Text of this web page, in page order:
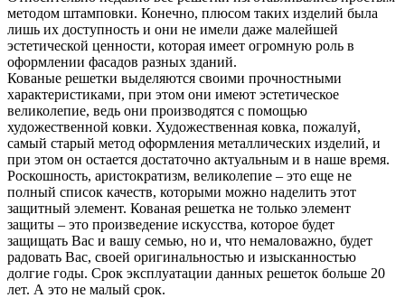
методом штамповки. Конечно, плюсом таких изделий была
лишь их доступность и они не имели даже малейшей
эстетической ценности, которая имеет огромную роль в
оформлении фасадов разных зданий.
Кованые решетки выделяются своими прочностными
характеристиками, при этом они имеют эстетическое
великолепие, ведь они производятся с помощью
художественной ковки. Художественная ковка, пожалуй,
самый старый метод оформления металлических изделий, и
при этом он остается достаточно актуальным и в наше время.
Роскошность, аристократизм, великолепие – это еще не
полный список качеств, которыми можно наделить этот
защитный элемент. Кованая решетка не только элемент
защиты – это произведение искусства, которое будет
защищать Вас и вашу семью, но и, что немаловажно, будет
радовать Вас, своей оригинальностью и изысканностью
долгие годы. Срок эксплуатации данных решеток больше 20
лет. А это не малый срок.